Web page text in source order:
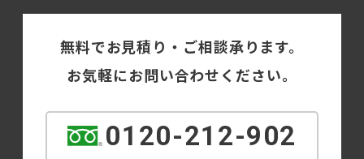
無料でお見積り・ご相談承ります。
お気軽にお問い合わせください。
0120-212-902